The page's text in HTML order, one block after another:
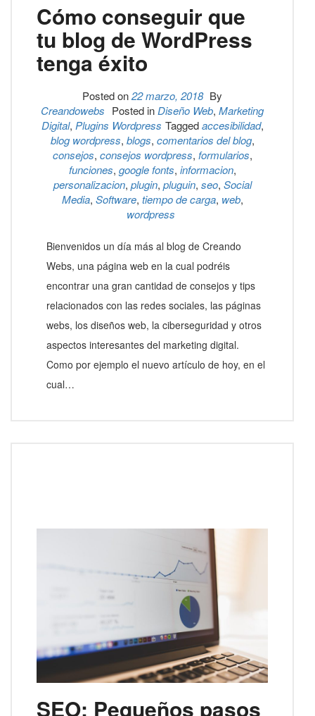
Cómo conseguir que
tu blog de WordPress
tenga éxito
Posted on22 marzo, 2018 By
Creandowebs Posted in Diseño Web, Marketing
Digital, Plugins Wordpress Taggedaccesibilidad,
blog wordpress, blogs, comentarios del blog,
consejos, consejos wordpress, formularios,
funciones, google fonts, informacion,
personalizacion, plugin, pluguin, seo, Social
Media, Software, tiempo de carga, web,
wordpress
Bienvenidos un día más al blog de Creando
Webs, una página web en la cual podréis
encontrar una gran cantidad de consejos y tips
relacionados con las redes sociales, las páginas
webs, los diseños web, la ciberseguridad y otros
aspectos interesantes del marketing digital.
Como por ejemplo el nuevo artículo de hoy, en el
cual…
SEO: Pequeños pasos